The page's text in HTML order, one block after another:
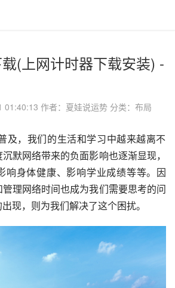
(上网计时器下载安装) -
01:40:13 作者：夏娃说运势 分类： 布局
默网络带来的负面影响也逐渐显现，
响身体健康、影响学业成绩等等。因
理网络时间也成为我们需要思考的问
现，则为我们解决了这个困扰。